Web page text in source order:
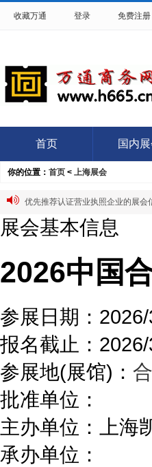
收藏万通 登录 免费注册
首页 国内
你的位置： 首页 < 上海展会
优先推荐认证营业执照企业的展
展会基本信息
2026中国
参展日期：
报名截止：
参展地(展馆)：
批准单位：
主办单位：
上
承办单位：